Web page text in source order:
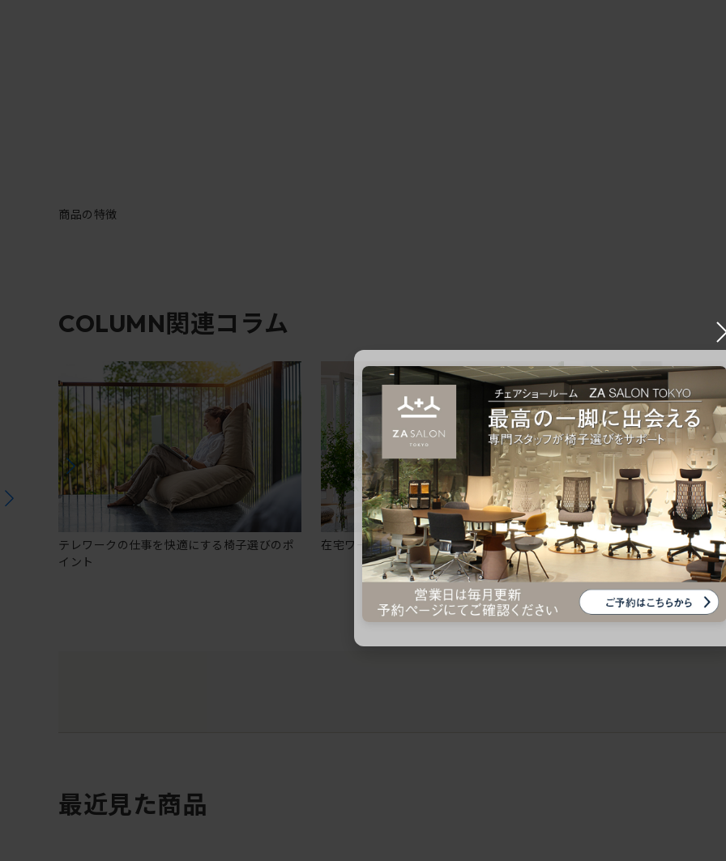
商品の特徴
COLUMN関連コラム
テレワークの仕事を快適にする椅子選びのポ
イント
在宅ワークにおすすめのオフィスチェア5選
椅子に座っているのに疲
疲れにくいチェアの選び方
最近見た商品